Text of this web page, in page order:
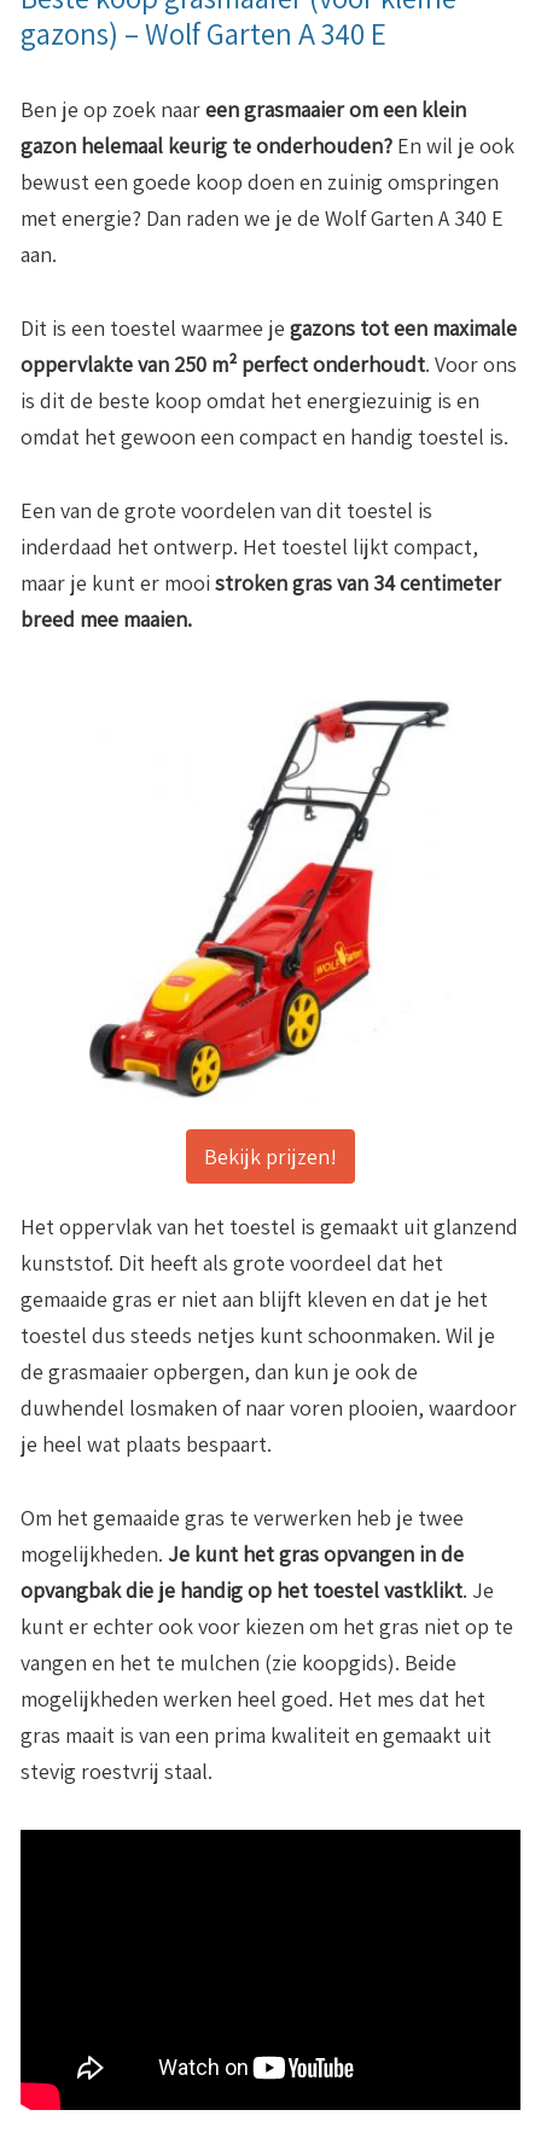
gazons) – Wolf Garten A 340 E
Ben je op zoek naareen grasmaaier om een klein
gazon helemaal keurig te onderhouden? En wil je ook
bewust een goede koop doen en zuinig omspringen
met energie? Dan raden we je de Wolf Garten A 340 E
aan.
Dit is een toestel waarmee je gazons tot een maximale
oppervlakte van 250 m² perfect onderhoudt. Voor ons
is dit de beste koop omdat het energiezuinig is en
omdat het gewoon een compact en handig toestel is.
Een van de grote voordelen van dit toestel is
inderdaad het ontwerp. Het toestel lijkt compact,
maar je kunt er mooi stroken gras van 34 centimeter
breed mee maaien.
Bekijk prijzen!
Het oppervlak van het toestel is gemaakt uit glanzend
kunststof. Dit heeft als grote voordeel dat het
gemaaide gras er niet aan blijft kleven en dat je het
toestel dus steeds netjes kunt schoonmaken. Wil je
de grasmaaier opbergen, dan kun je ook de
duwhendel losmaken of naar voren plooien, waardoor
je heel wat plaats bespaart.
Om het gemaaide gras te verwerken heb je twee
mogelijkheden. Je kunt het gras opvangen in de
opvangbak die je handig op het toestel vastklikt. Je
kunt er echter ook voor kiezen om het gras niet op te
vangen en het te mulchen (zie koopgids). Beide
mogelijkheden werken heel goed. Het mes dat het
gras maait is van een prima kwaliteit en gemaakt uit
stevig roestvrij staal.